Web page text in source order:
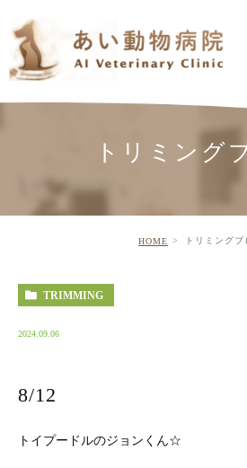
トリミング
HOME トリミングブ
TRIMMING
2024.09.06
8/12
トイプードルのジョンくん☆